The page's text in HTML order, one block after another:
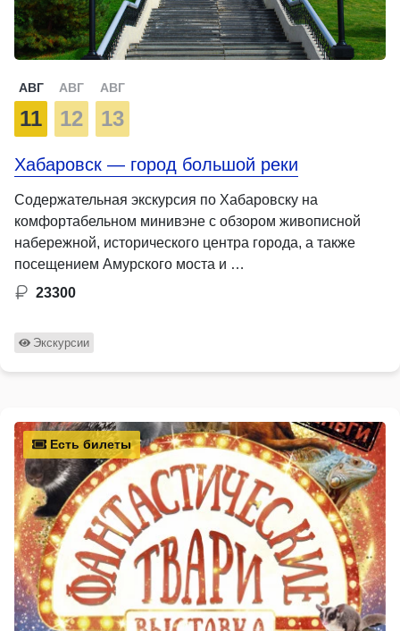
АВГ
11
АВГ
12
АВГ
13
Хабаровск — город большой реки
Содержательная экскурсия по Хабаровску на
комфортабельном минивэне с обзором живописной
набережной, исторического центра города, а также
посещением Амурского моста и …
23300
Экскурсии
Есть билеты